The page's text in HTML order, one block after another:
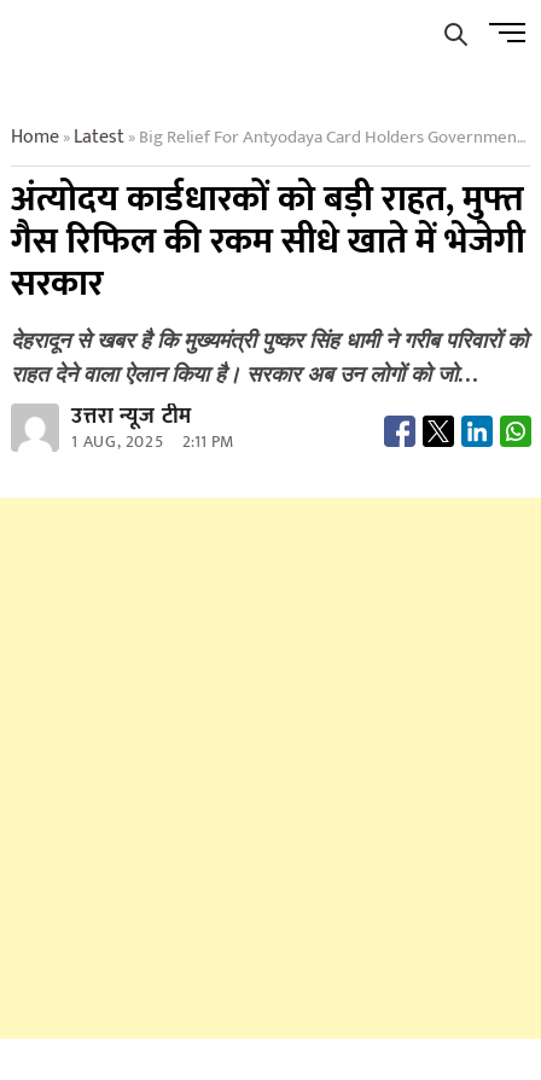
Menu
Home»Latest»Big Relief For Antyodaya Card Holders Government Will Send The Amount Of Free Gas Refill Directly To The Account
अंत्योदय कार्डधारकों को बड़ी राहत, मुफ्त
गैस रिफिल की रकम सीधे खाते में भेजेगी
सरकार
देहरादून से खबर है कि मुख्यमंत्री पुष्कर सिंह धामी ने गरीब परिवारों को
राहत देने वाला ऐलान किया है। सरकार अब उन लोगों को जो…
उत्तरा न्यूज टीम
1 AUG, 2025 2:11 PM